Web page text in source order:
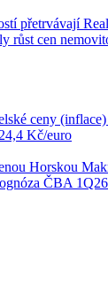
přetrvávají
růst cen
ceny (inflace)
24,4 Kč/euro
Horskou
ČBA